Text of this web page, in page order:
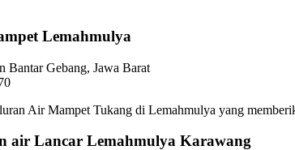
Lemahmulya
Bantar Gebang, Jawa Barat
Air Mampet Tukang di Lemahmulya yang
air Lancar Lemahmulya Karawang